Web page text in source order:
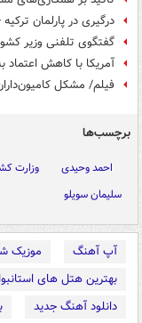
درگیری در پارلمان
گفتگوی تلفنی وزیر
آمریکا با کاهش
فیلم/ مشکل
برچسب‌ها
احمد وحیدی وزارت
سلیمان سویلو
آپ آهنگ موزیک
بهترین هتل های
دانلود آهنگ جدید